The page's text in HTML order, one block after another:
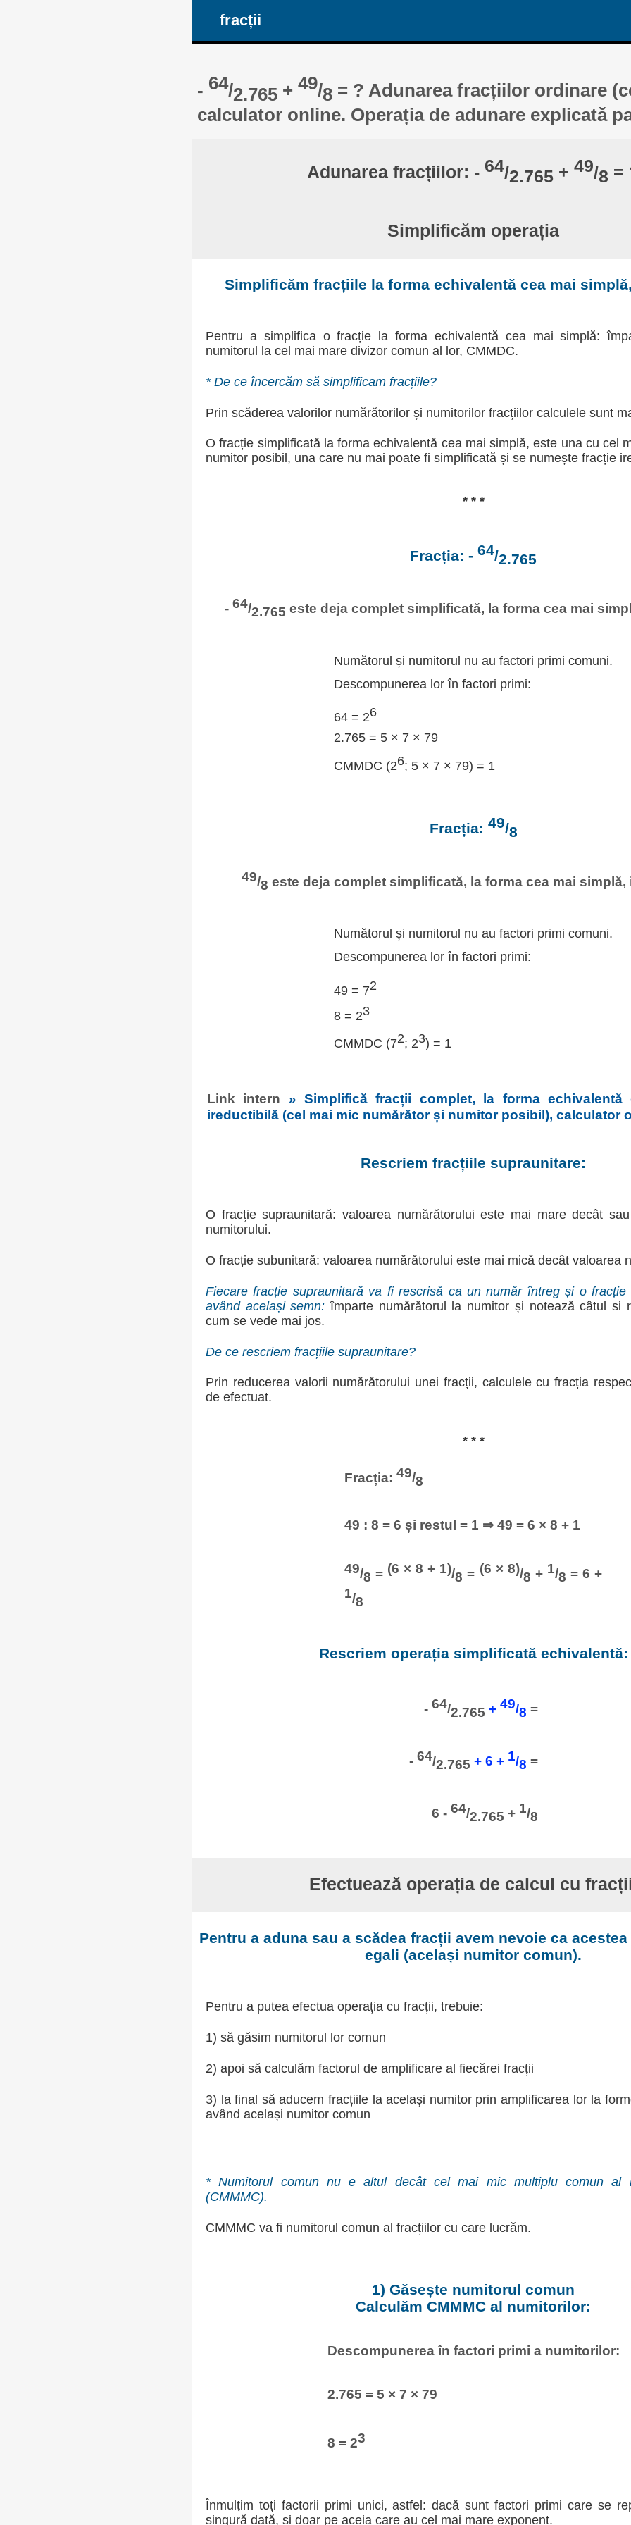
fracții
- 64/2.765 + 49/8 = ? Adunarea fracțiilor ordinare
calculator online. Operația de adunare explicată
Adunarea fracțiilor: - 64/2.765 + 49/8 =
Simplificăm operația
Simplificăm fracțiile la forma echivalentă cea mai
Pentru a simplifica o fracție la forma echivalentă cea mai simplă:
numitorul la cel mai mare divizor comun al lor, CMMDC.
* De ce încercăm să simplificam fracțiile?
Prin scăderea valorilor numărătorilor și numitorilor fracțiilor calculele sunt
O fracție simplificată la forma echivalentă cea mai simplă, este una cu cel
numitor posibil, una care nu mai poate fi simplificată și se numește fracție
* * *
Fracția: - 64/2.765
- 64/2.765 este deja complet simplificată, la forma cea mai
Numătorul și numitorul nu au factori primi comuni.
Descompunerea lor în factori primi:
64 = 26
2.765 = 5 × 7 × 79
CMMDC (26; 5 × 7 × 79) = 1
Fracția: 49/8
49/8 este deja complet simplificată, la forma cea mai
Numătorul și numitorul nu au factori primi comuni.
Descompunerea lor în factori primi:
49 = 72
8 = 23
CMMDC (72; 23) = 1
Link intern » Simplifică fracții complet, la forma echivalentă
ireductibilă (cel mai mic numărător și numitor posibil), calculator
Rescriem fracțiile supraunitare:
O fracție supraunitară: valoarea numărătorului este mai mare decât
numitorului.
O fracție subunitară: valoarea numărătorului este mai mică decât valoarea
Fiecare fracție supraunitară va fi rescrisă ca un număr întreg și o fracție
având același semn:împarte numărătorul la numitor și notează câtul si
cum se vede mai jos.
De ce rescriem fracțiile supraunitare?
Prin reducerea valorii numărătorului unei fracții, calculele cu fracția
de efectuat.
* * *
Fracția: 49/8
49 : 8 = 6 și restul = 1 ⇒ 49 = 6 × 8 + 1
49/8 = (6 × 8 + 1)/8 = (6 × 8)/8 + 1/8 = 6 +
1/8
Rescriem operația simplificată echivalentă:
- 64/2.765 + 49/8 =
- 64/2.765 + 6 + 1/8 =
6 - 64/2.765 + 1/8
Efectuează operația de calcul cu
Pentru a aduna sau a scădea fracții avem nevoie ca
egali (același numitor comun).
Pentru a putea efectua operația cu fracții, trebuie:
1) să găsim numitorul lor comun
2) apoi să calculăm factorul de amplificare al fiecărei fracții
3) la final să aducem fracțiile la același numitor prin amplificarea lor la
având același numitor comun
* Numitorul comun nu e altul decât cel mai mic multiplu comun al
(CMMMC).
CMMMC va fi numitorul comun al fracțiilor cu care lucrăm.
1) Găsește numitorul comun
Calculăm CMMMC al numitorilor:
Descompunerea în factori primi a numitorilor:
2.765 = 5 × 7 × 79
8 = 23
Înmulțim toți factorii primi unici, astfel: dacă sunt factori primi care se
singură dată, și doar pe aceia care au cel mai mare exponent.